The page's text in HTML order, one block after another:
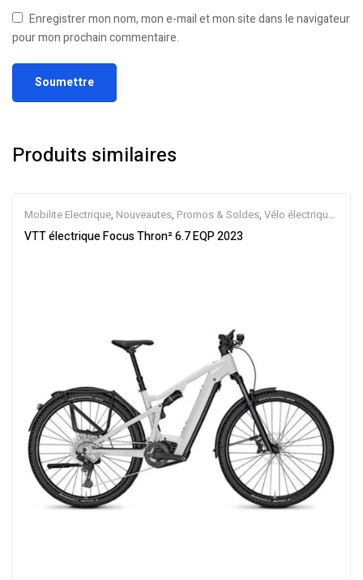
Enregistrer mon nom, mon e-mail et mon site dans le navigateur
pour mon prochain commentaire.
Produits similaires
Mobilite Electrique, Nouveautes, Promos & Soldes, Vélo électrique
ville,Velos Electriques,VTT Électriques
VTT électrique Focus Thron² 6.7 EQP 2023